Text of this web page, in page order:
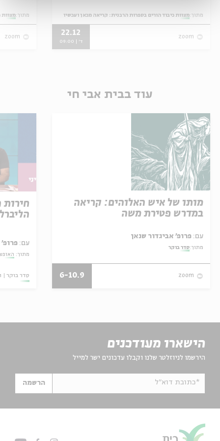
מתוך:מצוות כיבוד הורים בספרות הרבנית: קריאה מכאן ועכשיו
zoom
22.12
ד' | 09:00
מתוך:מצוות
zoom
עוד בבית אבי חי
מותו של איש האלוהים: קריאה
במדרש פטירת משה
עם:
מתוך:סדר בוקר
zoom
6-10.9
עם: פרופ'
מתוך:
סדר בוקר
הישארו מעודכנים
הירשמו לניוזלטר שלנו וקבלו עדכונים ישר למייל
*כתובת דוא"ל הרשמה